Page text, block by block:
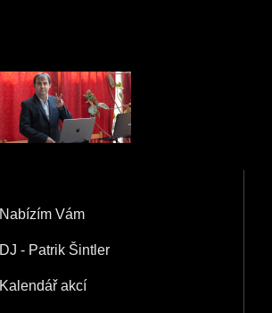
Nabízím Vám
DJ - Patrik Šintler
Kalendář akcí